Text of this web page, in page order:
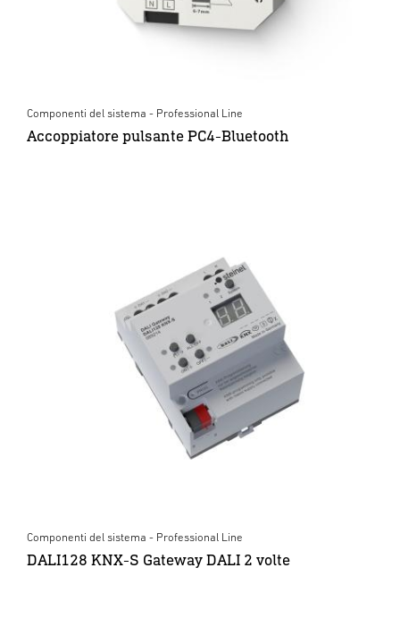
Componenti del sistema - Professional Line
Accoppiatore pulsante PC4-Bluetooth
Componenti del sistema - Professional Line
DALI128 KNX-S Gateway DALI 2 volte